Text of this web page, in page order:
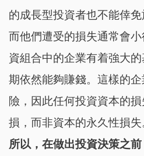
的成長型投資者也不能倖
而他們遭受的損失通常會
資組合中的企業有着強大
期依然能夠賺錢。這樣的
險，因此任何投資資本的
損，而非資本的永久性損失
所以，在做出投資決策之